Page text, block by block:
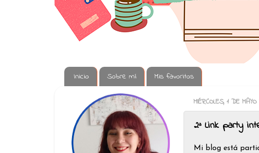
Inicio Sobre mí Mis favoritos
MIÉRCOLES, 1 DE
2ª Link party
Mi blog está